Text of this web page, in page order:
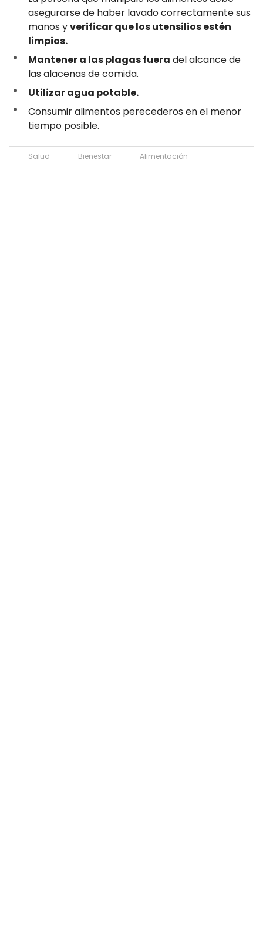
asegurarse de haber lavado correctamente sus
manos yverificar que los utensilios estén
limpios.
Mantener a las plagas fuera del alcance de
las alacenas de comida.
Utilizar agua potable.
Consumir alimentos perecederos en el menor
tiempo posible.
Salud Bienestar Alimentación